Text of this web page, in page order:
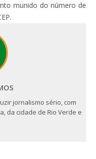
munido do número de
jornalismo sério, com
da cidade de Rio Verde e